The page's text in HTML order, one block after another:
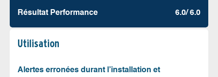
Résultat Performance 6.0/ 6.0
Utilisation
Alertes erronées durant l’installation et